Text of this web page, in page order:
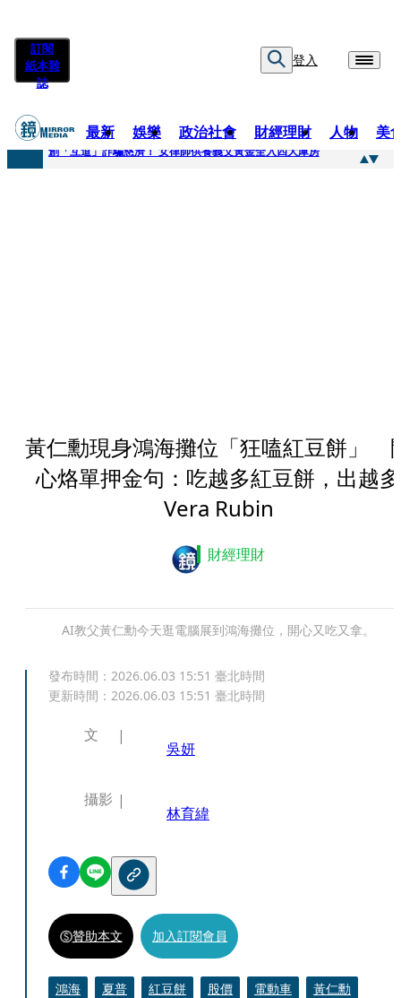
訂閱
紙本雜
誌
登入
最新 娛樂 政治社會 財經理財 人物 美
快訊
創「互道」詐騙慈濟！ 女律師供養義父黃金全入四大庫房
黃仁勳現身鴻海攤位「狂嗑紅豆餅」
心烙單押金句：吃越多紅豆餅，出越多
Vera Rubin
財經理財
AI教父黃仁勳今天逛電腦展到鴻海攤位，開心又吃又拿。
發布時間： 2026.06.03 15:51 臺北時間
更新時間： 2026.06.03 15:51 臺北時間
文
吳妍
攝影
林育緯
贊助本文 加入訂閱會員
鴻海 夏普 紅豆餅 股價 電動車
黃仁勳